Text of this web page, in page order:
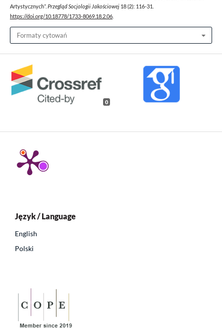
Artystycznych”. Przegląd Socjologii Jakościowej 18 (2): 116-31.
https://doi.org/10.18778/1733-8069.18.2.06
Formaty cytowań
0
Język / Language
English
Polski